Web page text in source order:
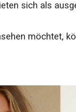
sich als
möchtet,